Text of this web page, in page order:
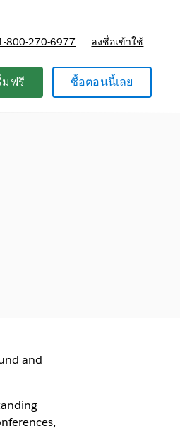
800-270-6977 ลงชื่อเข้าใช้
มฟรี ซื้อตอนนี้เลย
and